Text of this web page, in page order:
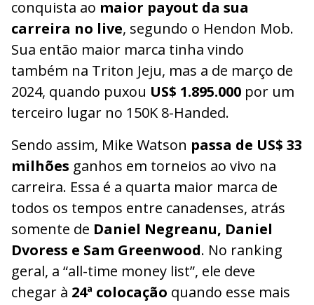
conquista ao maior payout da sua
carreira no live, segundo o Hendon Mob.
Sua então maior marca tinha vindo
também na Triton Jeju, mas a de março de
2024, quando puxou US$ 1.895.000 por um
terceiro lugar no 150K 8-Handed.
Sendo assim, Mike Watson passa de US$ 33
milhões ganhos em torneios ao vivo na
carreira. Essa é a quarta maior marca de
todos os tempos entre canadenses, atrás
somente de Daniel Negreanu, Daniel
Dvoress e Sam Greenwood. No ranking
geral, a “all-time money list”, ele deve
chegar à 24ª colocação quando esse mais